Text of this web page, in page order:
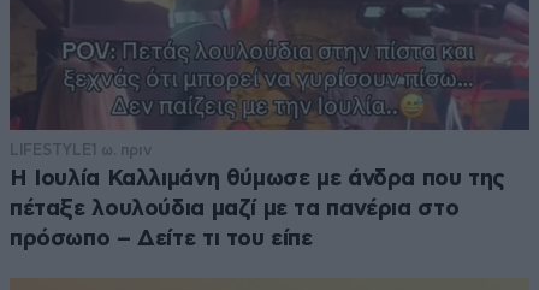
LIFESTYLE1 ω. πριν
Η Ιουλία Καλλιμάνη θύμωσε με άνδρα που της
πέταξε λουλούδια μαζί με τα πανέρια στο
πρόσωπο – Δείτε τι του είπε